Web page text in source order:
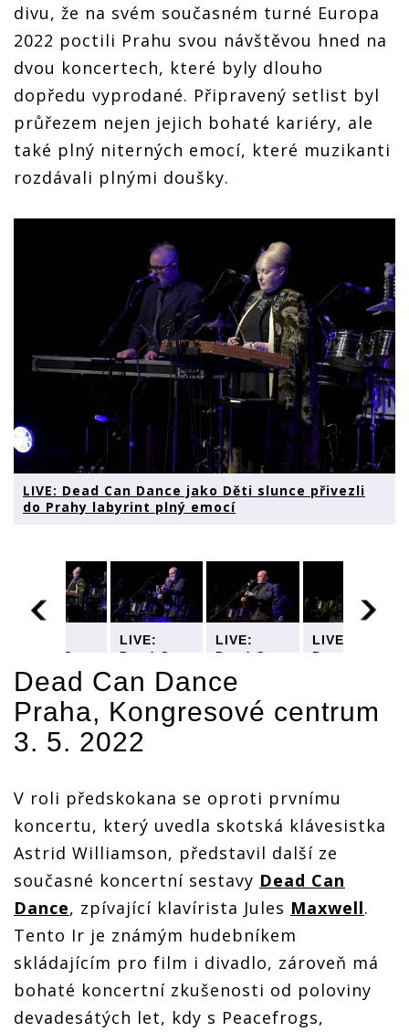
divu, že na svém současném turné Europa
2022 poctili Prahu svou návštěvou hned na
dvou koncertech, které byly dlouho
dopředu vyprodané. Připravený setlist byl
průřezem nejen jejich bohaté kariéry, ale
také plný niterných emocí, které muzikanti
rozdávali plnými doušky.
LIVE: Dead Can Dance jako Děti slunce přivezli
do Prahy labyrint plný emocí
Dead Can
Dance
jako Děti
slunce
přivezli
do Prahy
labyrint
emocí
LIVE:
Dead Can
Dance
jako Děti
slunce
přivezli
do Prahy
labyrint
emocí
LIVE:
Dead Can
Dance
jako Děti
slunce
přivezli
LIVE:
Dead Can
slunce
přivezli
emocí
Dead Can Dance
Praha, Kongresové centrum
3. 5. 2022
V roli předskokana se oproti prvnímu
koncertu, který uvedla skotská klávesistka
Astrid Williamson, představil další ze
současné koncertní sestavy Dead Can
Dance, zpívající klavírista Jules Maxwell.
Tento Ir je známým hudebníkem
skládajícím pro film i divadlo, zároveň má
bohaté koncertní zkušenosti od poloviny
devadesátých let, kdy s Peacefrogs,